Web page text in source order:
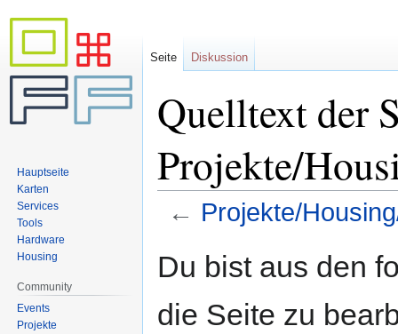
Quelltext der
Projekte/
← Projekte/
Navigation
Suche
Du bist aus den
die Seite zu
Seite Diskussion
Hauptseite
Karten
Services
Tools
Hardware
Housing
Community
Events
Projekte